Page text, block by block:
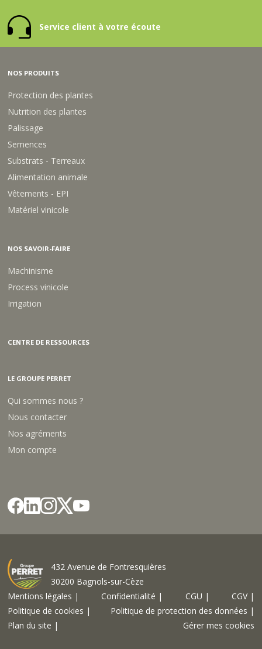
Service client à votre écoute
NOS PRODUITS
Protection des plantes
Nutrition des plantes
Palissage
Semences
Substrats - Terreaux
Alimentation animale
Vêtements - EPI
Matériel vinicole
NOS SAVOIR-FAIRE
Machinisme
Process vinicole
Irrigation
CENTRE DE RESSOURCES
LE GROUPE PERRET
Qui sommes nous ?
Nous contacter
Nos agréments
Mon compte
432 Avenue de Fontresquières
30200 Bagnols-sur-Cèze
Mentions légales |
Confidentialité | CGU |
CGV |
Politique de cookies |
Politique de protection des données |
Plan du site |
Gérer mes cookies